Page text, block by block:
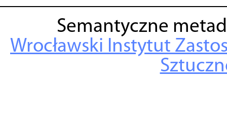
Semantyczne
Wrocławski Instytut